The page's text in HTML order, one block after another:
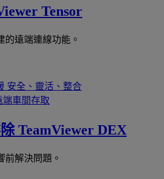
Tensor
的遠端連線功能。
安全、靈活、整合
端車間存取
TeamViewer DEX
前解決問題。